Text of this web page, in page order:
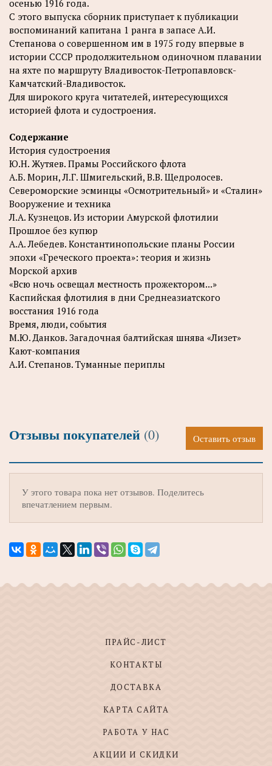
осенью 1916 года.
С этого выпуска сборник приступает к публикации
воспоминаний капитана 1 ранга в запасе А.И.
Степанова о совершенном им в 1975 году впервые в
истории СССР продолжительном одиночном плавании
на яхте по маршруту Владивосток-Петропавловск-
Камчатский-Владивосток.
Для широкого круга читателей, интересующихся
историей флота и судостроения.
Содержание
История судостроения
Ю.Н. Жутяев. Прамы Российского флота
А.Б. Морин, Л.Г. Шмигельский, В.В. Щедролосев.
Североморские эсминцы «Осмотрительный» и «Сталин»
Вооружение и техника
Л.А. Кузнецов. Из истории Амурской флотилии
Прошлое без купюр
А.А. Лебедев. Константинопольские планы России
эпохи «Греческого проекта»: теория и жизнь
Морской архив
«Всю ночь освещал местность прожектором...»
Каспийская флотилия в дни Среднеазиатского
восстания 1916 года
Время, люди, события
М.Ю. Данков. Загадочная балтийская шнява «Лизет»
Кают-компания
А.И. Степанов. Туманные периплы
Отзывы покупателей (0) Оставить отзыв
У этого товара пока нет отзывов. Поделитесь
впечатлением первым.
ПРАЙС-ЛИСТ
КОНТАКТЫ
ДОСТАВКА
КАРТА САЙТА
РАБОТА У НАС
АКЦИИ И СКИДКИ